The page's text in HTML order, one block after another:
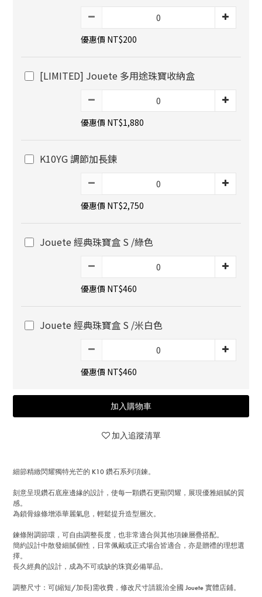
優惠價 NT$200
[LIMITED] Jouete 多用途珠寶收納盒
優惠價 NT$1,880
K10YG 調節加長鍊
優惠價 NT$2,750
Jouete 經典珠寶盒 S /綠色
優惠價 NT$460
Jouete 經典珠寶盒 S /米白色
優惠價 NT$460
加入購物車
加入追蹤清單
細節精緻閃耀獨特光芒的 K10 鑽石系列項鍊。
刻意呈現鑽石底座邊緣的設計，使每一顆鑽石更顯閃耀，展現優雅細膩的質
感。
為鎖骨線條增添華麗氣息，輕鬆提升造型層次。
鍊條附調節環，可自由調整長度，也非常適合與其他項鍊層疊搭配。
簡約設計中散發細膩個性，日常佩戴或正式場合皆適合，亦是贈禮的理想選
擇。
長久經典的設計，成為不可或缺的珠寶必備單品。
調整尺寸：可(縮短/加長)需收費，修改尺寸請親洽全國 Jouete 實體店鋪。